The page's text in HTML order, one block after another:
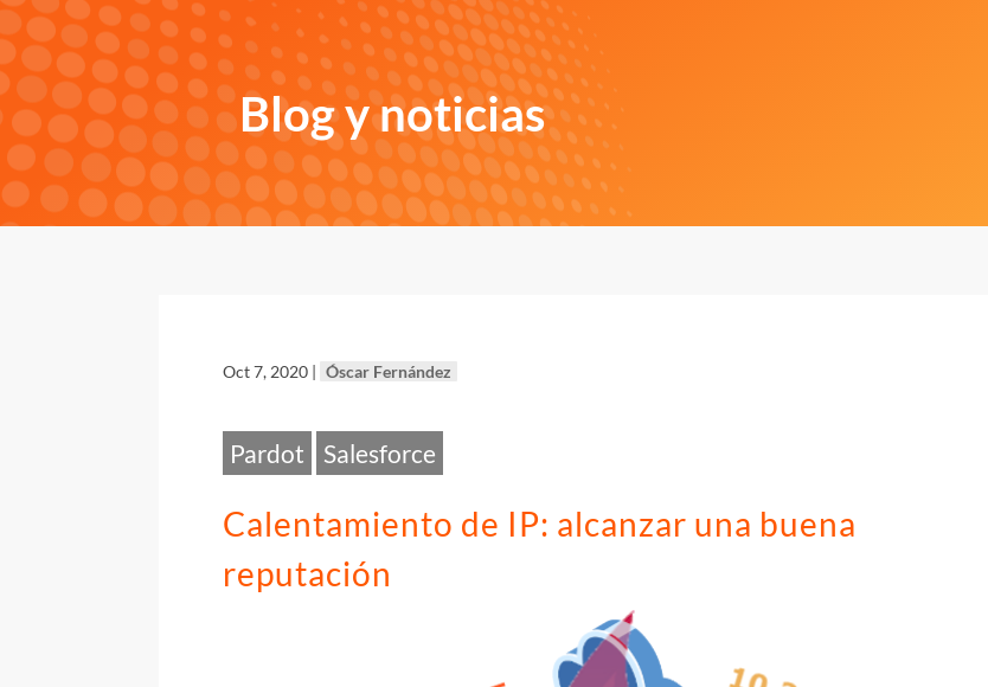
Blog y noticias
Oct 7, 2020 | Óscar Fernández
Pardot Salesforce
Calentamiento de IP: alcanzar una buena
reputación